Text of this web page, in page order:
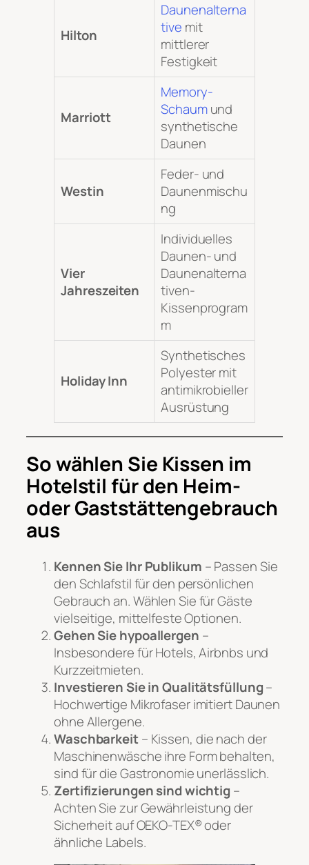
Hilton
Daunenalterna
tive mit
mittlerer
Festigkeit
Marriott
Memory-
Schaumund
synthetische
Daunen
Westin
Feder- und
Daunenmischu
ng
Vier
Jahreszeiten
Individuelles
Daunen- und
Daunenalterna
tiven-
Kissenprogram
m
Holiday Inn
Synthetisches
Polyester mit
antimikrobieller
Ausrüstung
So wählen Sie Kissen im
Hotelstil für den Heim-
oder Gaststättengebrauch
aus
Kennen Sie Ihr Publikum – Passen Sie
den Schlafstil für den persönlichen
Gebrauch an. Wählen Sie für Gäste
vielseitige, mittelfeste Optionen.
Gehen Sie hypoallergen –
Insbesondere für Hotels, Airbnbs und
Kurzzeitmieten.
Investieren Sie in Qualitätsfüllung–
Hochwertige Mikrofaser imitiert Daunen
ohne Allergene.
Waschbarkeit– Kissen, die nach der
Maschinenwäsche ihre Form behalten,
sind für die Gastronomie unerlässlich.
Zertifizierungen sind wichtig –
Achten Sie zur Gewährleistung der
Sicherheit auf OEKO-TEX® oder
ähnliche Labels.